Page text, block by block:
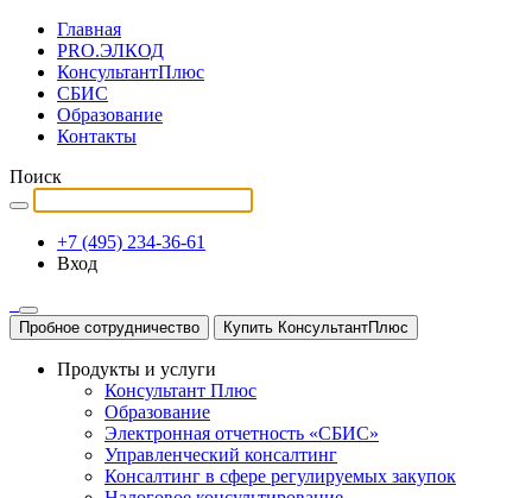
Главная
PRO.ЭЛКОД
КонсультантПлюс
СБИС
Образование
Контакты
Поиск
+7 (495) 234-36-61
Вход
Пробное сотрудничество Купить КонсультантПлюс
Продукты и услуги
Консультант Плюс
Образование
Электронная отчетность «СБИС»
Управленческий консалтинг
Консалтинг в сфере регулируемых закупок